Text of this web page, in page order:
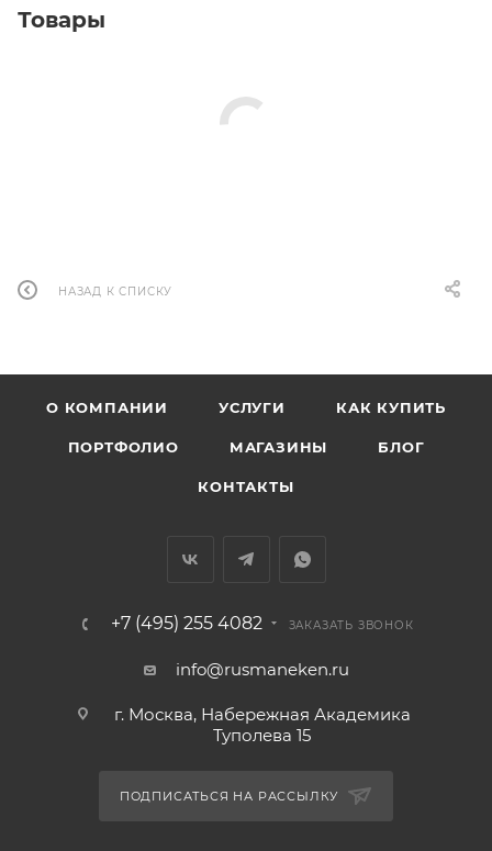
Товары
НАЗАД К СПИСКУ
О КОМПАНИИ УСЛУГИ КАК КУПИТЬ
ПОРТФОЛИО МАГАЗИНЫ БЛОГ
КОНТАКТЫ
+7 (495) 255 4082 ЗАКАЗАТЬ ЗВОНОК
info@rusmaneken.ru
г. Москва, Набережная Академика
Туполева 15
ПОДПИСАТЬСЯ НА РАССЫЛКУ